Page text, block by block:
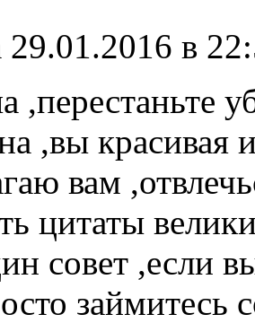
29.01.2016 в
,перестаньте
,вы красивая
вам
цитаты
совет ,если
займитесь